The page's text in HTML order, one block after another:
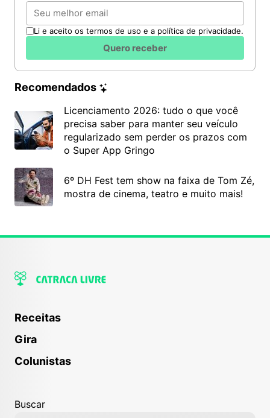
Email
Li e aceito os termos de uso e a política de privacidade.
Quero receber
Recomendados
Licenciamento 2026: tudo o que você
precisa saber para manter seu veículo
regularizado sem perder os prazos com
o Super App Gringo
6º DH Fest tem show na faixa de Tom Zé,
mostra de cinema, teatro e muito mais!
Receitas
Gira
Colunistas
Buscar